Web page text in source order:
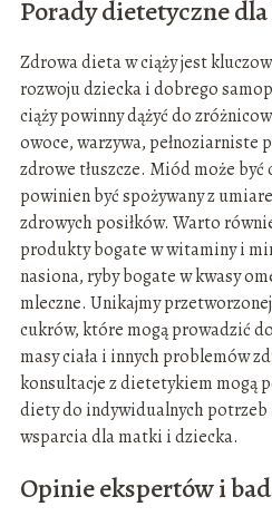
Porady dietetyczne
Zdrowa dieta w ciąży jest
rozwoju dziecka i dobrego
ciąży powinny dążyć do
owoce, warzywa, pełnoziarniste
zdrowe tłuszcze. Miód może być
powinien być spożywany z
zdrowych posiłków. Warto
produkty bogate w witaminy i
nasiona, ryby bogate w kwasy
mleczne. Unikajmy
cukrów, które mogą prowadzić
masy ciała i innych problemów
konsultacje z dietetykiem mogą
diety do indywidualnych
wsparcia dla matki i dziecka.
Opinie ekspertów i